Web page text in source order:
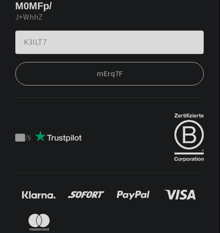
M0MFp/
J+WhhZ
mErq7F
Trustpilot
/5